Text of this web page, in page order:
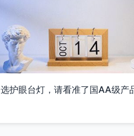
选护眼台灯，请看准了国AA级产